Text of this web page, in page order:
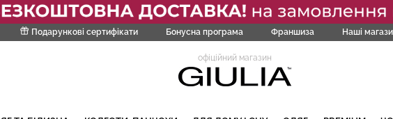
Подарункові сертифікати Бонусна програма Франшиза Наші
офіційний магазин